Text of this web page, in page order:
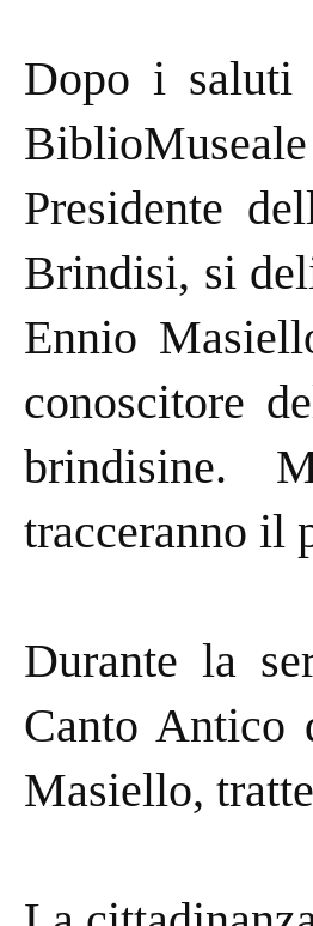
Dopo i saluti
Presidente
Brindisi, si
Ennio
conoscitore
brindisine.
tracceranno il
Durante la
Canto Antico
Masiello,